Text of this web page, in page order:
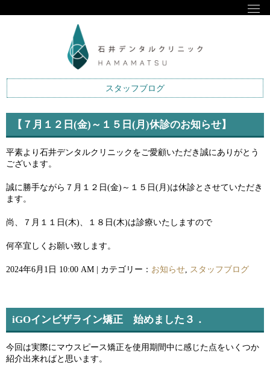
スタッフブログ
【７月１２日(金)～１５日(月)休診のお知らせ】
平素より石井デンタルクリニックをご愛顧いただき誠にありがとう
ございます。
誠に勝手ながら７月１２日(金)～１５日(月)は休診とさせていただき
ます。
尚、７月１１日(木)、１８日(木)は診療いたしますので
何卒宜しくお願い致します。
2024年6月1日 10:00 AM | カテゴリー： お知らせ スタッフブログ
iGOインビザライン矯正 始めました３．
今回は実際にマウスピース矯正を使用期間中に感じた点をいくつか
紹介出来ればと思います。